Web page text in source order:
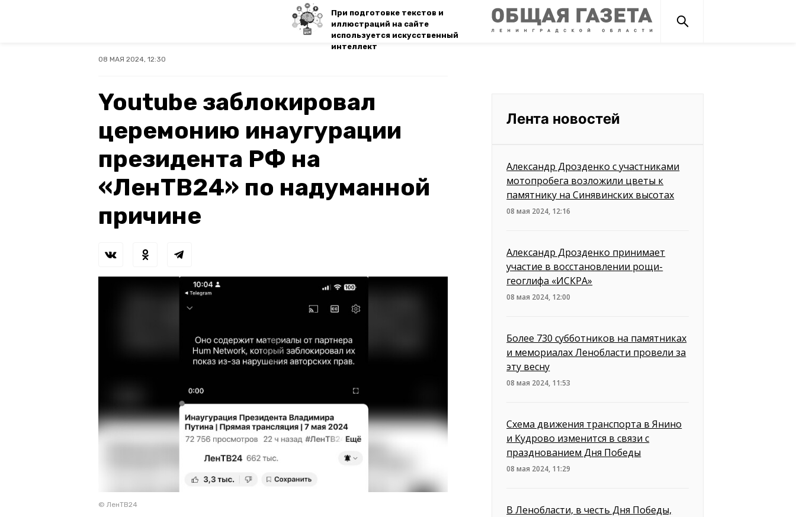
При подготовке текстов и
иллюстраций на сайте
используется искусственный
интеллект
08 МАЯ 2024, 12:30
Youtube заблокировал
церемонию инаугурации
президента РФ на
«ЛенТВ24» по надуманной
причине
© ЛенТВ24
Лента новостей
Александр Дрозденко с участниками
мотопробега возложили цветы к
памятнику на Синявинских высотах
08 мая 2024, 12:16
Александр Дрозденко принимает
участие в восстановлении рощи-
геоглифа «ИСКРА»
08 мая 2024, 12:00
Более 730 субботников на памятниках
и мемориалах Ленобласти провели за
эту весну
08 мая 2024, 11:53
Схема движения транспорта в Янино
и Кудрово изменится в связи с
празднованием Дня Победы
08 мая 2024, 11:29
В Ленобласти, в честь Дня Победы,